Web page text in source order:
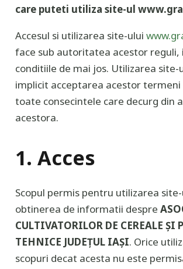
care puteti utiliza site-ul
Accesul si utilizarea site-ului
face sub autoritatea acestor reguli,
conditiile de mai jos. Utilizarea site-
implicit acceptarea acestor termeni
toate consecintele care decurg din
acestora.
1. Acces
Scopul permis pentru utilizarea
obtinerea de informatii despre
CULTIVATORILOR DE CEREALE ȘI
TEHNICE JUDEȚUL IAȘI. Orice
scopuri decat acesta nu este